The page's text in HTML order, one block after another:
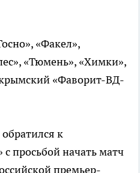
«Факел»,
«Тюмень», «Химки»,
«Фаворит-ВД-
к
просьбой начать матч
премьер-